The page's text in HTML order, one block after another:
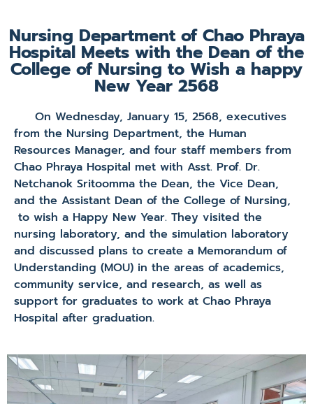
Nursing Department of Chao Phraya
Hospital Meets with the Dean of the
College of Nursing to Wish a happy
New Year 2568
On Wednesday, January 15, 2568, executives
from the Nursing Department, the Human
Resources Manager, and four staff members from
Chao Phraya Hospital met with Asst. Prof. Dr.
Netchanok Sritoomma the Dean, the Vice Dean,
and the Assistant Dean of the College of Nursing,
to wish a Happy New Year. They visited the
nursing laboratory, and the simulation laboratory
and discussed plans to create a Memorandum of
Understanding (MOU) in the areas of academics,
community service, and research, as well as
support for graduates to work at Chao Phraya
Hospital after graduation.